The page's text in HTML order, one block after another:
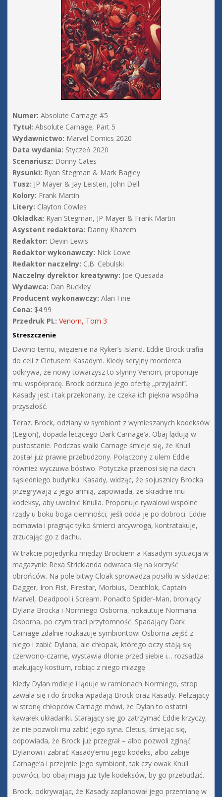
Numer: Absolute Carnage #5
Tytuł: Absolute Carnage, Part 5
Wydawnictwo: Marvel Comics 2020
Data wydania: Styczeń 2020
Scenariusz: Donny Cates
Rysunki: Ryan Stegman & Mark Bagley
Tusz: JP Mayer & Jay Leisten, John Dell
Kolory: Frank Martin
Litery: Clayton Cowles
Okładka: Ryan Stegman, JP Mayer & Frank Martin
Asystent redaktora: Danny Khazem
Redaktor: Devin Lewis
Redaktor wykonawczy: Nick Lowe
Redaktor naczelny: C.B. Cebulski
Naczelny dyrektor kreatywny: Joe Quesada
Wydawca: Dan Buckley
Producent wykonawczy: Alan Fine
Cena: $4.99
Przedruk PL: Venom, Tom 3
Streszczenie
Dawno temu, więzienie na Ryker’s Island. Eddie Brock trafia
do celi z Cletusem Kasadym. Kiedy seryjny morderca
odkrywa, że nowy towarzysz to słynny Venom, proponuje
mu współpracę. Brock odrzuca jego ofertę „przyjaźni”.
Kasady jest i tak przekonany, że czeka ich piękna wspólna
przyszłość.
Teraz. Brock, odziany w symbiont z wymieszanych kodeksów
(Legion), dopada lecącego Dark Carnage’a. Obaj lądują w
pustostanie. Podczas walki Carnage śmieje się, że Knull
został już prawie przebudzony. Połączony z ulem Eddie
również wyczuwa bóstwo. Potyczka przenosi się na dach
sąsiedniego budynku. Kasady, widząc, że sojusznicy Brocka
przegrywają z jego armią, zapowiada, że skradnie mu
kodeksy, aby uwolnić Knulla. Proponuje rywalowi wspólne
rządy u boku boga ciemności, jeśli odda je po dobroci. Eddie
odmawia i pragnąc tylko śmierci arcywroga, kontratakuje,
zrzucając go z dachu.
W trakcie pojedynku między Brockiem a Kasadym sytuacja w
magazynie Rexa Stricklanda odwraca się na korzyść
obrońców. Na pole bitwy Cloak sprowadza posiłki w składzie:
Dagger, Iron Fist, Firestar, Morbius, Deathlok, Captain
Marvel, Deadpool i Scream. Ponadto Spider-Man, broniący
Dylana Brocka i Normiego Osborna, nokautuje Normana
Osborna, po czym traci przytomność. Spadający Dark
Carnage zdalnie rozkazuje symbiontowi Osborna zejść z
niego i zabić Dylana, ale chłopak, którego oczy stają się
czerwono-czarne, wystawia dłonie przed siebie i… rozsadza
atakujący kostium, robiąc z niego miazgę.
Kiedy Dylan mdleje i ląduje w ramionach Normiego, strop
zawala się i do środka wpadają Brock oraz Kasady. Pełzający
w stronę chłopców Carnage mówi, że Dylan to ostatni
kawałek układanki. Starający się go zatrzymać Eddie krzyczy,
że nie pozwoli mu zabić jego syna. Cletus, śmiejąc się,
odpowiada, że Brock już przegrał – albo pozwoli zginąć
Dylanowi i zabrać Kasady’emu jego kodeks, albo zabije
Carnage’a i przejmie jego symbiont, tak czy owak Knull
powróci, bo obaj mają już tyle kodeksów, by go przebudzić.
Brock, odkrywając, że Kasady zaplanował jego przemianę w